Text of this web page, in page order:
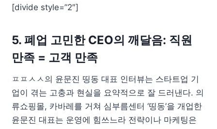
[divide style=”2″]
5. 폐업 고민한 CEO의 깨달음: 직원
만족 = 고객 만족
ㅍㅍㅅㅅ의 윤문진 띵동 대표 인터뷰는 스타트업 기
업이 겪는 고충과 현실을 요약적으로 잘 드러낸다. 의
류쇼핑몰, 카바레를 거쳐 심부름센터 ‘띵동’을 개업한
윤문진 대표는 운영에 힘쓰느라 전략이나 마케팅은